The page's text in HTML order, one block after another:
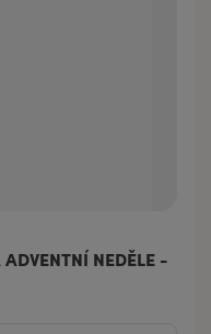
NEDĚLE -